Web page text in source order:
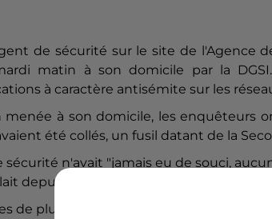
de sécurité sur le site de l'Agence
matin à son domicile par la
à caractère antisémite sur les
menée à son domicile, les enquêteurs
été collés, un fusil datant de la
sécurité n'avait "jamais eu de souci,
depuis dix ans.
de plus en plus virulents et avait